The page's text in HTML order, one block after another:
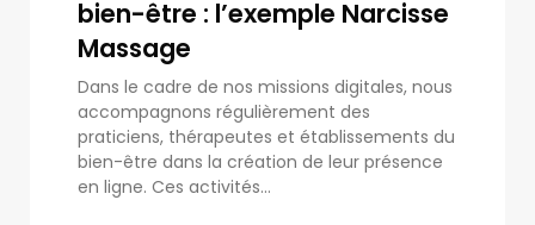
bien-être : l’exemple Narcisse
Massage
Dans le cadre de nos missions digitales, nous
accompagnons régulièrement des
praticiens, thérapeutes et établissements du
bien-être dans la création de leur présence
en ligne. Ces activités...